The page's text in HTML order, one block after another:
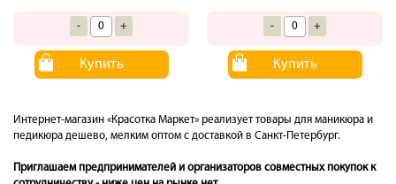
- +
Купить
- +
Купить
Интернет-магазин «Красотка Маркет» реализует товары для маникюра и
педикюра дешево, мелким оптом с доставкой в Санкт-Петербург.
Приглашаем предпринимателей и организаторов совместных покупок к